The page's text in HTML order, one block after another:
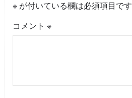
※が付いている欄は必須項目です
コメント ※